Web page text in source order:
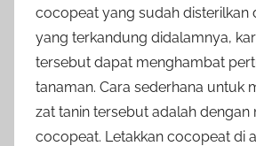
cocopeat yang sudah disterilkan
yang terkandung didalamnya,
tersebut dapat menghambat
tanaman. Cara sederhana untuk
zat tanin tersebut adalah dengan
cocopeat. Letakkan cocopeat di